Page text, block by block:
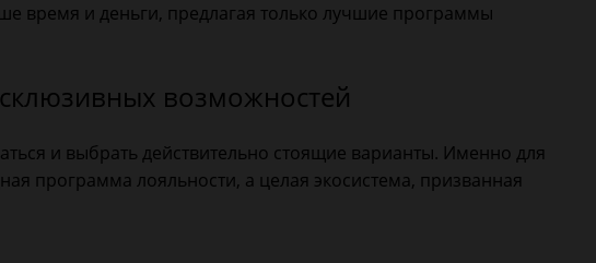
время и деньги, предлагая только лучшие программы
возможностей
и выбрать действительно стоящие варианты. Именно для
программа лояльности, а целая экосистема, призванная